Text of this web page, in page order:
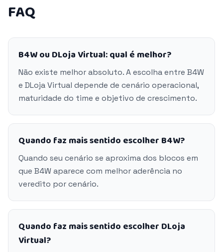
FAQ
B4W ou DLoja Virtual: qual é melhor?
Não existe melhor absoluto. A escolha entre B4W
e DLoja Virtual depende de cenário operacional,
maturidade do time e objetivo de crescimento.
Quando faz mais sentido escolher B4W?
Quando seu cenário se aproxima dos blocos em
que B4W aparece com melhor aderência no
veredito por cenário.
Quando faz mais sentido escolher DLoja
Virtual?